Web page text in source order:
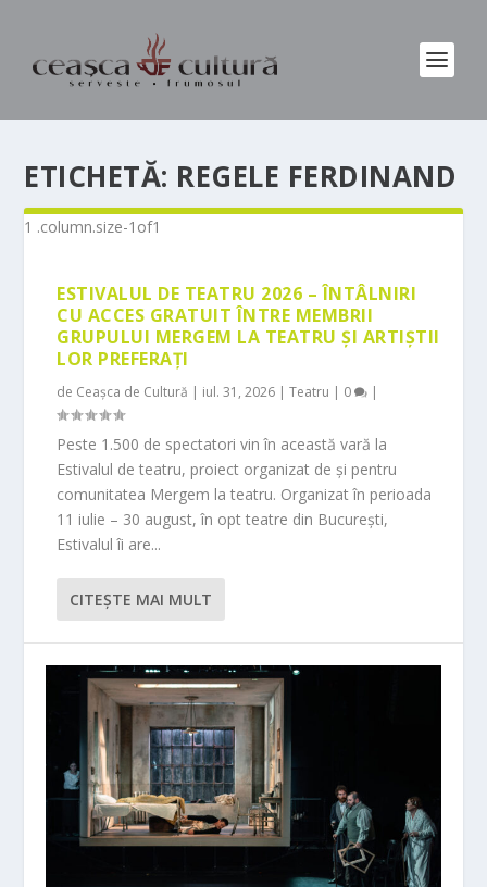
ETICHETĂ: REGELE FERDINAND
ESTIVALUL DE TEATRU 2026 – ÎNTÂLNIRI
CU ACCES GRATUIT ÎNTRE MEMBRII
GRUPULUI MERGEM LA TEATRU ȘI ARTIȘTII
LOR PREFERAȚI
de Ceașca de Cultură | iul. 31, 2026 |Teatru | 0 |
Peste 1.500 de spectatori vin în această vară la
Estivalul de teatru, proiect organizat de și pentru
comunitatea Mergem la teatru. Organizat în perioada
11 iulie – 30 august, în opt teatre din București,
Estivalul îi are...
CITEŞTE MAI MULT